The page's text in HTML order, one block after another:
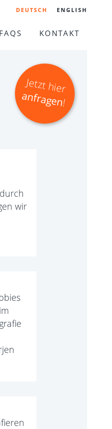
DEUTSCH ENGLISH
FAQS KONTAKT
Jetzt hier
anfragen!
wir